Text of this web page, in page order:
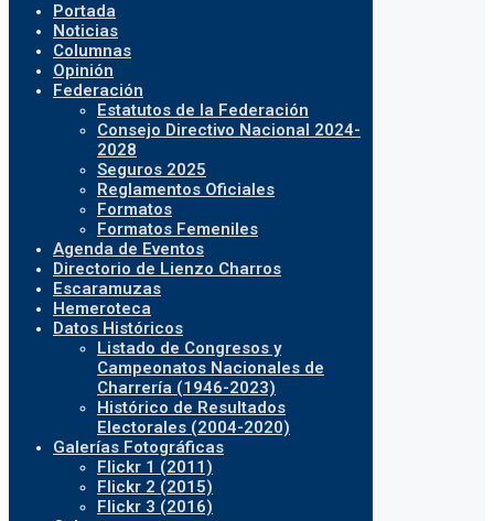
Portada
Noticias
Columnas
Opinión
Federación
Estatutos de la Federación
Consejo Directivo Nacional 2024-
2028
Seguros 2025
Reglamentos Oficiales
Formatos
Formatos Femeniles
Agenda de Eventos
Directorio de Lienzo Charros
Escaramuzas
Hemeroteca
Datos Históricos
Listado de Congresos y
Campeonatos Nacionales de
Charrería (1946-2023)
Histórico de Resultados
Electorales (2004-2020)
Galerías Fotográficas
Flickr 1 (2011)
Flickr 2 (2015)
Flickr 3 (2016)